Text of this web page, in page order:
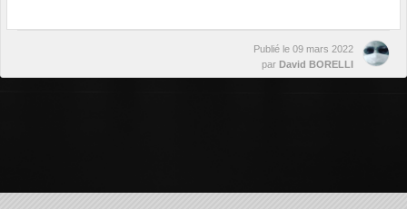
Publié le 09 mars 2022
par David BORELLI